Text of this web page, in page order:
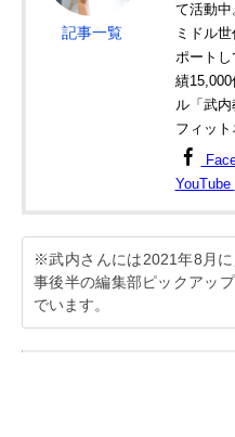
記事一覧
て活動中
ミドル
ポート
績
ル「武
フィット
YouTube
※武内さんには2021年8月
事後半の編集部ピックアッ
でいます。